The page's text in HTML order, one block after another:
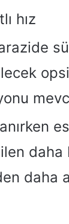
hız
daha